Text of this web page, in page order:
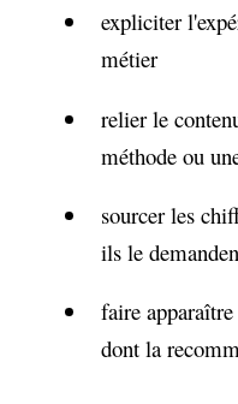
expliciter
métier
relier le
méthode ou
sourcer les
ils le
faire
dont la